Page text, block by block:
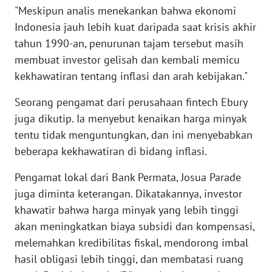
"Meskipun analis menekankan bahwa ekonomi
Indonesia jauh lebih kuat daripada saat krisis akhir
tahun 1990-an, penurunan tajam tersebut masih
membuat investor gelisah dan kembali memicu
kekhawatiran tentang inflasi dan arah kebijakan."
Seorang pengamat dari perusahaan fintech Ebury
juga dikutip. Ia menyebut kenaikan harga minyak
tentu tidak menguntungkan, dan ini menyebabkan
beberapa kekhawatiran di bidang inflasi.
Pengamat lokal dari Bank Permata, Josua Parade
juga diminta keterangan. Dikatakannya, investor
khawatir bahwa harga minyak yang lebih tinggi
akan meningkatkan biaya subsidi dan kompensasi,
melemahkan kredibilitas fiskal, mendorong imbal
hasil obligasi lebih tinggi, dan membatasi ruang
WN
BANTEN
WN
KEPRI
PAPUA
WN
PAPUA
BARAT
WN
RIAU